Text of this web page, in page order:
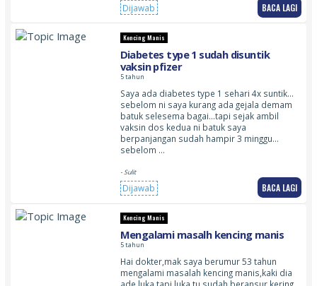
Dijawab BACA LAGI
Kencing Manis
Diabetes type 1 sudah disuntik
vaksin pfizer
5 tahun
Saya ada diabetes type 1 sehari 4x suntik…
sebelom ni saya kurang ada gejala demam
batuk selesema bagai…tapi sejak ambil
vaksin dos kedua ni batuk saya
berpanjangan sudah hampir 3 minggu…
sebelom …
- Sulit
Dijawab BACA LAGI
Kencing Manis
Mengalami masalh kencing manis
5 tahun
Hai dokter,mak saya berumur 53 tahun
mengalami masalah kencing manis,kaki dia